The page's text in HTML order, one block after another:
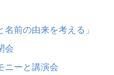
前の由来を考える」
会
ニーと講演会